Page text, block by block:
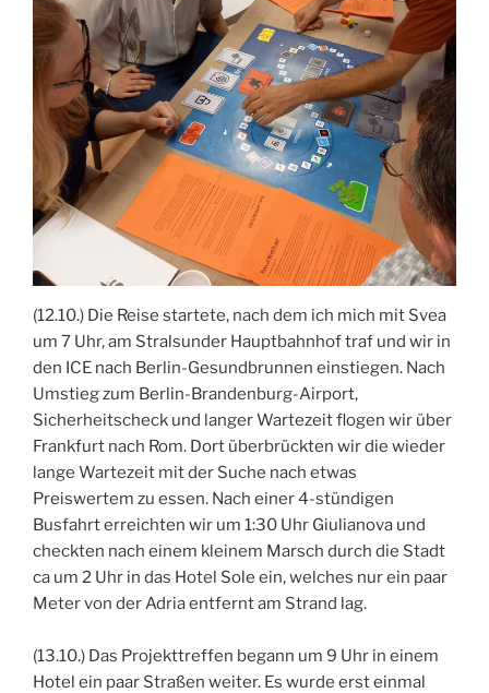
(12.10.) Die Reise startete, nach dem ich mich mit Svea
um 7 Uhr, am Stralsunder Hauptbahnhof traf und wir in
den ICE nach Berlin-Gesundbrunnen einstiegen. Nach
Umstieg zum Berlin-Brandenburg-Airport,
Sicherheitscheck und langer Wartezeit flogen wir über
Frankfurt nach Rom. Dort überbrückten wir die wieder
lange Wartezeit mit der Suche nach etwas
Preiswertem zu essen. Nach einer 4-stündigen
Busfahrt erreichten wir um 1:30 Uhr Giulianova und
checkten nach einem kleinem Marsch durch die Stadt
ca um 2 Uhr in das Hotel Sole ein, welches nur ein paar
Meter von der Adria entfernt am Strand lag.
(13.10.) Das Projekttreffen begann um 9 Uhr in einem
Hotel ein paar Straßen weiter. Es wurde erst einmal